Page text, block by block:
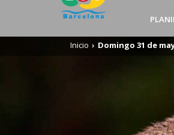
Inicio Domingo 31 de